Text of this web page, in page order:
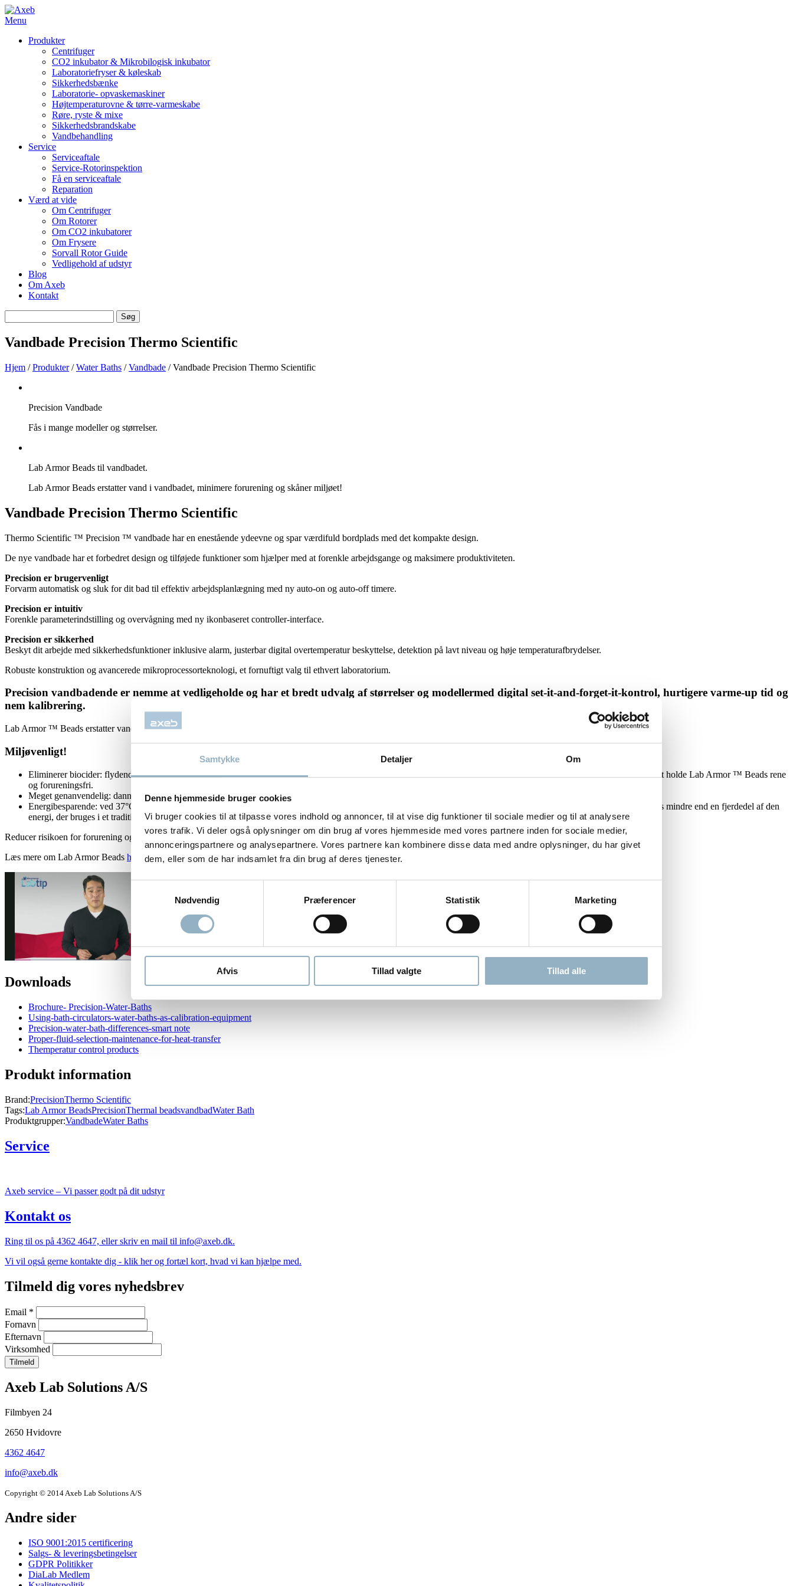
Samtykke Detaljer Om
Denne hjemmeside bruger cookies
Vi bruger cookies til at tilpasse vores indhold og annoncer, til at vise dig funktioner til sociale medier og til at analysere
vores trafik. Vi deler også oplysninger om din brug af vores hjemmeside med vores partnere inden for sociale medier,
annonceringspartnere og analysepartnere. Vores partnere kan kombinere disse data med andre oplysninger, du har givet
dem, eller som de har indsamlet fra din brug af deres tjenester.
Nødvendig
Præferencer Statistik Marketing
Afvis Tillad valgte Tillad alle
Menu
Produkter
Centrifuger
CO2 inkubator & Mikrobilogisk inkubator
Laboratoriefryser & køleskab
Sikkerhedsbænke
Laboratorie- opvaskemaskiner
Højtemperaturovne & tørre-varmeskabe
Røre, ryste & mixe
Sikkerhedsbrandskabe
Vandbehandling
Service
Serviceaftale
Service-Rotorinspektion
Få en serviceaftale
Reparation
Værd at vide
Om Centrifuger
Om Rotorer
Om CO2 inkubatorer
Om Frysere
Sorvall Rotor Guide
Vedligehold af udstyr
Blog
Om Axeb
Kontakt
efter
Søg
Vandbade Precision Thermo Scientific
Hjem /Produkter/Water Baths /Vandbade / Vandbade Precision Thermo Scientific
Precision Vandbade
Fås i mange modeller og størrelser.
Lab Armor Beads til vandbadet.
Lab Armor Beads erstatter vand i vandbadet, minimere forurening og skåner miljøet!
Vandbade Precision Thermo Scientific
Thermo Scientific ™ Precision ™ vandbade har en enestående ydeevne og spar værdifuld bordplads med det kompakte design.
De nye vandbade har et forbedret design og tilføjede funktioner som hjælper med at forenkle arbejdsgange og maksimere produktiviteten.
Precision er brugervenligt
Forvarm automatisk og sluk for dit bad til effektiv arbejdsplanlægning med ny auto-on og auto-off timere.
Precision er intuitiv
Forenkle parameterindstilling og overvågning med ny ikonbaseret controller-interface.
Precision er sikkerhed
Beskyt dit arbejde med sikkerhedsfunktioner inklusive alarm, justerbar digital overtemperatur beskyttelse, detektion på lavt niveau og høje temperaturafbrydelser.
Robuste konstruktion og avancerede mikroprocessorteknologi, et fornuftigt valg til ethvert laboratorium.
Precision vandbadende er nemme at vedligeholde og har et bredt udvalg af størrelser og modellermed digital set-it-and-forget-it-kontrol, hurtigere varme-up tid og
nem kalibrering.
Lab Armor ™ Beads erstatter vand i vandbadet, og forhindre/minimere forurening i vandet.
Miljøvenligt!
Eliminerer biocider: flydende desinfektionsmidler, der bruges til vedligeholdelse af vandbad, er miljøskadelige. Periodisk brug af 70% Ethanol er alt, hvad der kræves for at holde Lab Armor ™ Beads rene
og forureningsfri.
Meget genanvendelig: dannet af ultra-rent, genanvendeligt materiale.
Energibesparende: ved 37°C forbruger Lab Armor ™ Beads halvdelen af ​​den energi, der bruges i et traditionelt vandbad. Indstillet til 65°C, forbruger Lab Armor ™ Beads mindre end en fjerdedel af den
energi, der bruges i et traditionelt vandbad.
Reducer risikoen for forurening og skåner miljøet – brug Lab Armor ™ Beads i vandbadet – se videoen nedenfor.
Læs mere om Lab Armor Beads her
Downloads
Brochure- Precision-Water-Baths
Using-bath-circulators-water-baths-as-calibration-equipment
Precision-water-bath-differences-smart note
Proper-fluid-selection-maintenance-for-heat-transfer
Themperatur control products
Produkt information
Brand:PrecisionThermo Scientific
Tags:Lab Armor BeadsPrecisionThermal beadsvandbadWater Bath
Produktgrupper:VandbadeWater Baths
Service
Axeb service – Vi passer godt på dit udstyr
Kontakt os
Ring til os på 4362 4647, eller skriv en mail til info@axeb.dk.
Vi vil også gerne kontakte dig - klik her og fortæl kort, hvad vi kan hjælpe med.
Tilmeld dig vores nyhedsbrev
Email *
Fornavn
Efternavn
Virksomhed
Company
information
and
newsletter
Axeb Lab Solutions A/S
Filmbyen 24
2650 Hvidovre
4362 4647
info@axeb.dk
Copyright © 2014 Axeb Lab Solutions A/S
Andre sider
ISO 9001:2015 certificering
Salgs- & leveringsbetingelser
GDPR Politikker
DiaLab Medlem